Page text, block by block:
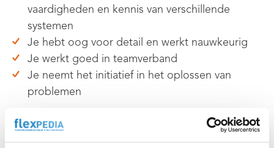
vaardigheden en kennis van verschillende
systemen
Je hebt oog voor detail en werkt nauwkeurig
Je werkt goed in teamverband
Je neemt het initiatief in het oplossen van
problemen